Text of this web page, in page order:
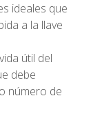
ideales que
a la llave
útil del
debe
número de